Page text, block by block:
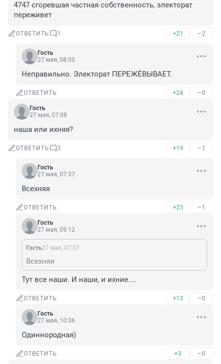
4747 сгоревшая частная собственность, электорат
переживет
ОТВЕТИТЬ 1 +21 –2
Гость
27 мая, 08:03
Неправильно. Электорат ПЕРЕЖЁВЫВАЕТ.
ОТВЕТИТЬ +24 –0
Гость
27 мая, 07:08
наша или ихняя?
ОТВЕТИТЬ 3 +19 –1
Гость
27 мая, 07:37
Всехняя
ОТВЕТИТЬ +23 –1
Гость
27 мая, 09:12
Гость27 мая, 07:37
Всехняя
Тут все наши. И наши, и ихние....
ОТВЕТИТЬ +13 –0
Гость
27 мая, 10:36
Одиннородная)
ОТВЕТИТЬ +3 –0